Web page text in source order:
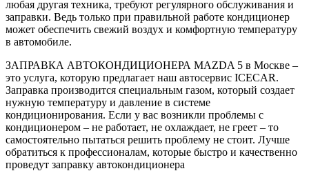
любая другая техника, требуют регулярного обслуживания и
заправки. Ведь только при правильной работе кондиционер
может обеспечить свежий воздух и комфортную температуру
в автомобиле.
ЗАПРАВКА АВТОКОНДИЦИОНЕРА MAZDA 5 в Москве –
это услуга, которую предлагает наш автосервис ICECAR.
Заправка производится специальным газом, который создает
нужную температуру и давление в системе
кондиционирования. Если у вас возникли проблемы с
кондиционером – не работает, не охлаждает, не греет – то
самостоятельно пытаться решить проблему не стоит. Лучше
обратиться к профессионалам, которые быстро и качественно
проведут заправку автокондиционера